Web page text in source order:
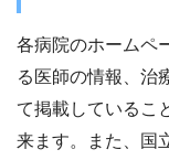
各病院のホームペ
る医師の情報、治
て掲載しているこ
来ます。また、国